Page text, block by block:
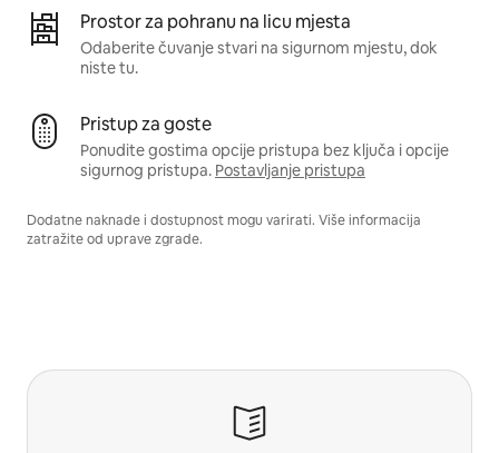
Prostor za pohranu na licu mjesta
Odaberite čuvanje stvari na sigurnom mjestu, dok
niste tu.
Pristup za goste
Ponudite gostima opcije pristupa bez ključa i opcije
sigurnog pristupa. Postavljanje pristupa
Dodatne naknade i dostupnost mogu varirati. Više informacija
zatražite od uprave zgrade.